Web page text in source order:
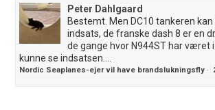
Peter Dahlgaard
Bestemt. Men DC10 tankeren
indsats, de franske dash 8 er en
de gange hvor N944ST har været
kunne se indsatsen....
Nordic Seaplanes-ejer vil have brandslukningsfly ·